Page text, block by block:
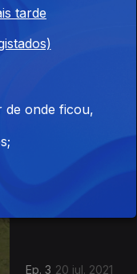
Ep. 3 20 jul. 2021
tarde
de onde ficou,